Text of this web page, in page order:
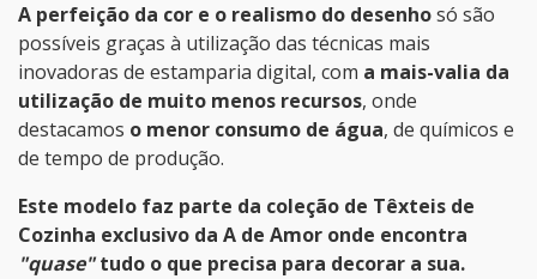
A perfeição da cor e o realismo do desenhosó são
possíveis graças à utilização das técnicas mais
inovadoras de estamparia digital, com a mais-valia da
utilização de muito menos recursos, onde
destacamos o menor consumo de água, de químicos e
de tempo de produção.
Este modelo faz parte da coleção de Têxteis de
Cozinha exclusivo da A de Amor onde encontra
"quase"tudo o que precisa para decorar a sua.